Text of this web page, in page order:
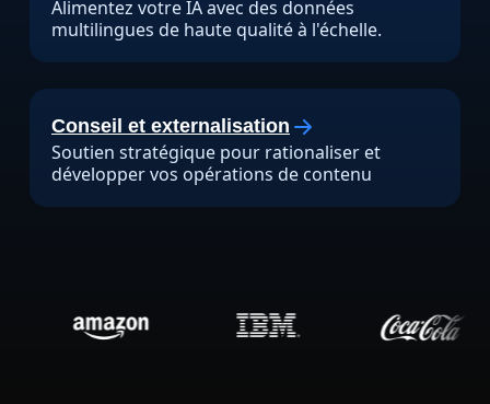
Alimentez votre IA avec des données
multilingues de haute qualité à l'échelle.
Conseil et externalisation
Soutien stratégique pour rationaliser et
développer vos opérations de contenu